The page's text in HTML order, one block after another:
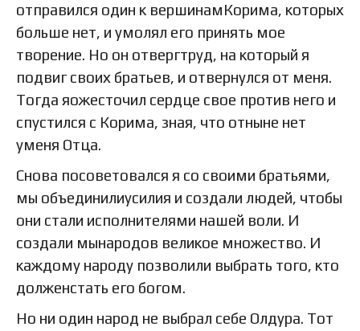
отправился один к вершинамКорима, которых
больше нет, и умолял его принять мое
творение. Но он отвергтруд, на который я
подвиг своих братьев, и отвернулся от меня.
Тогда яожесточил сердце свое против него и
спустился с Корима, зная, что отныне нет
уменя Отца.
Снова посоветовался я со своими братьями,
мы объединилиусилия и создали людей, чтобы
они стали исполнителями нашей воли. И
создали мынародов великое множество. И
каждому народу позволили выбрать того, кто
долженстать его богом.
Но ни один народ не выбрал себе Олдура. Тот